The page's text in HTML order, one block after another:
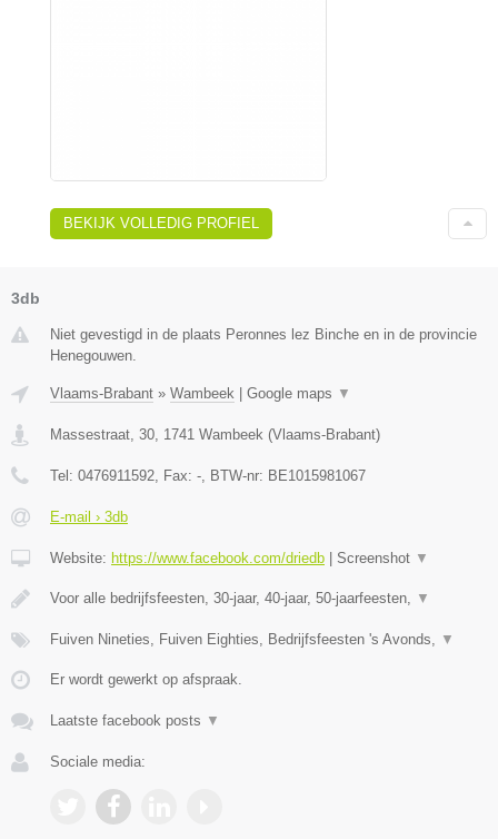
BEKIJK VOLLEDIG PROFIEL
3db
Niet gevestigd in de plaats Peronnes lez Binche en in de provincie
Henegouwen.
Vlaams-Brabant » Wambeek Google maps ▼
Massestraat, 30 1741 Wambeek (Vlaams-Brabant)
Tel: 0476911592 , Fax: - , BTW-nr: BE1015981067
E-mail › 3db
Website: https://www.facebook.com/driedb Screenshot ▼
Voor alle bedrijfsfeesten, 30-jaar, 40-jaar, 50-jaarfeesten, ▼
Fuiven Nineties, Fuiven Eighties, Bedrijfsfeesten 's Avonds, ▼
Er wordt gewerkt op afspraak.
Laatste facebook posts ▼
Sociale media: